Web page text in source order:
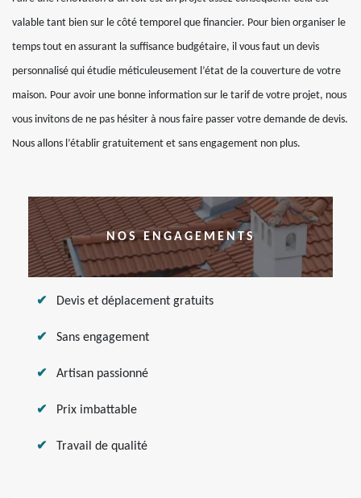
valable tant bien sur le côté temporel que financier. Pour bien organiser le
temps tout en assurant la suffisance budgétaire, il vous faut un devis
personnalisé qui étudie méticuleusement l’état de la couverture de votre
maison. Pour avoir une bonne information sur le tarif de votre projet, nous
vous invitons de ne pas hésiter à nous faire passer votre demande de devis.
Nous allons l’établir gratuitement et sans engagement non plus.
NOS ENGAGEMENTS
Devis et déplacement gratuits
Sans engagement
Artisan passionné
Prix imbattable
Travail de qualité